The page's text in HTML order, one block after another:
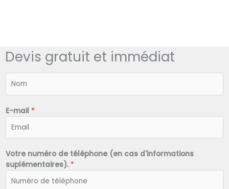
Devis gratuit et immédiat
*
E-mail *
Votre numéro de téléphone (en cas d'informations
suplémentaires). *